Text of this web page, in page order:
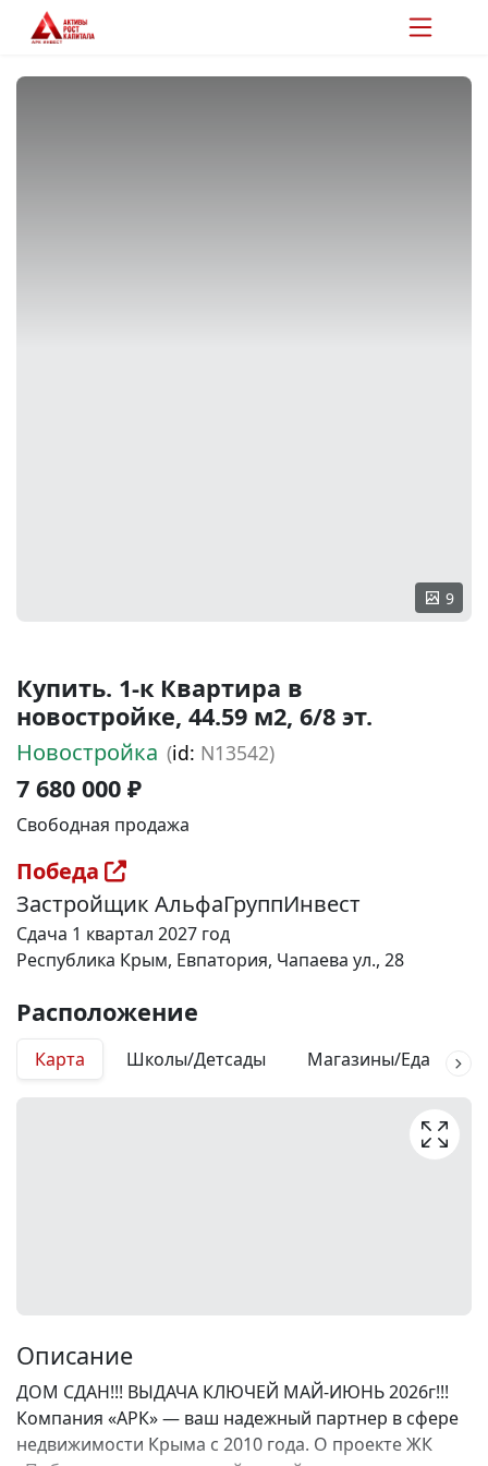
9
Купить. 1-к Квартира в
новостройке, 44.59 м2, 6/8 эт.
Новостройка (id: N13542)
7 680 000 ₽
Свободная продажа
Победа
Застройщик АльфаГруппИнвест
Сдача 1 квартал 2027 год
Республика Крым, Евпатория, Чапаева ул., 28
Расположение
Карта Школы/Детсады Магазины/Еда
Описание
ДОМ СДАН!!! ВЫДАЧА КЛЮЧЕЙ МАЙ-ИЮНЬ 2026г!!!
Компания «АРК» — ваш надежный партнер в сфере
недвижимости Крыма с 2010 года. О проекте ЖК